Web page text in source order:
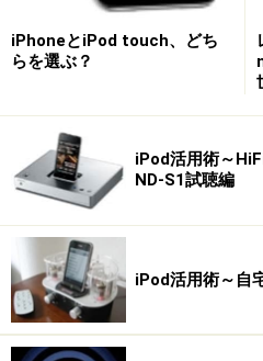
そのほかに「Video」タブでは
るミュージックビデオをアー
きる機能、「Community」
「Song Lyrics Search」や自分
いるかが地図上で確認できる
も備えている。ぜひともiPod
iPhoneとiPod touch、どち
らを選ぶ？
iPod活用術～
ND-S1試聴編
iPod活用術～自